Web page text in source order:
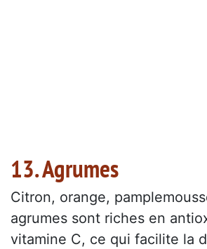
13. Agrumes
Citron, orange,
agrumes sont riches en
vitamine C, ce qui facilite la